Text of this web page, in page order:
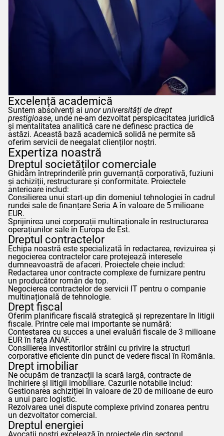
Excelență academică
Suntem absolvenți ai unor universități de drept
prestigioase, unde ne-am dezvoltat perspicacitatea juridică
și mentalitatea analitică care ne definesc practica de
astăzi. Această bază academică solidă ne permite să
oferim servicii de neegalat clienților noștri.
Expertiza noastră
Dreptul societăților comerciale
Ghidăm întreprinderile prin guvernanță corporativă, fuziuni
și achiziții, restructurare și conformitate. Proiectele
anterioare includ:
Consilierea unui start-up din domeniul tehnologiei în cadrul
rundei sale de finanțare Seria A în valoare de 5 milioane
EUR.
Sprijinirea unei corporații multinaționale în restructurarea
operațiunilor sale în Europa de Est.
Dreptul contractelor
Echipa noastră este specializată în redactarea, revizuirea și
negocierea contractelor care protejează interesele
dumneavoastră de afaceri. Proiectele cheie includ:
Redactarea unor contracte complexe de furnizare pentru
un producător român de top.
Negocierea contractelor de servicii IT pentru o companie
multinațională de tehnologie.
Drept fiscal
Oferim planificare fiscală strategică și reprezentare în litigii
fiscale. Printre cele mai importante se numără:
Contestarea cu succes a unei evaluări fiscale de 3 milioane
EUR în fața ANAF.
Consilierea investitorilor străini cu privire la structuri
corporative eficiente din punct de vedere fiscal în România.
Drept imobiliar
Ne ocupăm de tranzacții la scară largă, contracte de
închiriere și litigii imobiliare. Cazurile notabile includ:
Gestionarea achiziției în valoare de 20 de milioane de euro
a unui parc logistic.
Rezolvarea unei dispute complexe privind zonarea pentru
un dezvoltator comercial.
Dreptul energiei